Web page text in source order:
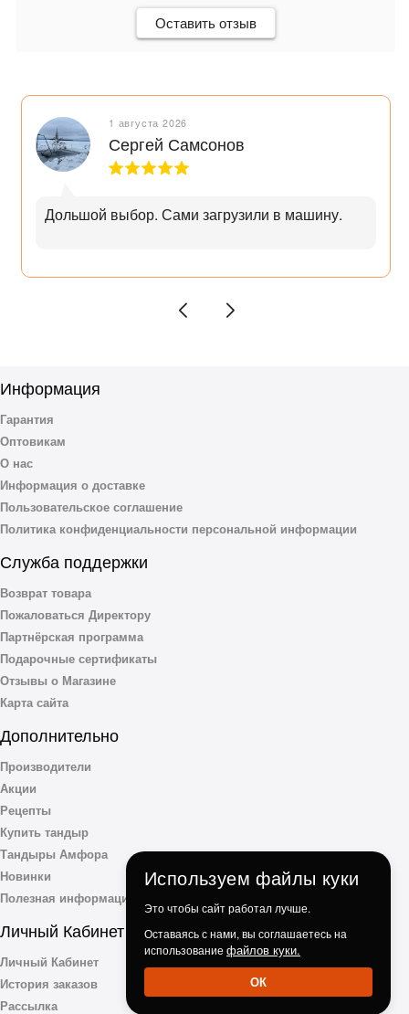
Оставить отзыв
1 августа 2026
Сергей Самсонов
Дольшой выбор. Сами загрузили в машину.
Информация
Гарантия
Оптовикам
О нас
Информация о доставке
Пользовательское соглашение
Политика конфиденциальности персональной информации
Служба поддержки
Возврат товара
Пожаловаться Директору
Партнёрская программа
Подарочные сертификаты
Отзывы о Магазине
Карта сайта
Дополнительно
Производители
Акции
Рецепты
Купить тандыр
Тандыры Амфора
Новинки
Полезная информация
Личный Кабинет
Личный Кабинет
История заказов
Рассылка
Используем файлы куки
Это чтобы сайт работал лучше.
Оставаясь с нами, вы соглашаетесь на
использование файлов куки.
ОК